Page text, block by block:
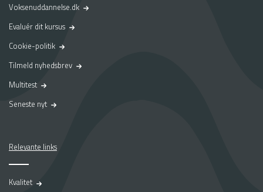
Voksenuddannelse.dk
Evaluér dit kursus
Cookie-politik
Tilmeld nyhedsbrev
Multitest
Seneste nyt
Relevante links
Kvalitet